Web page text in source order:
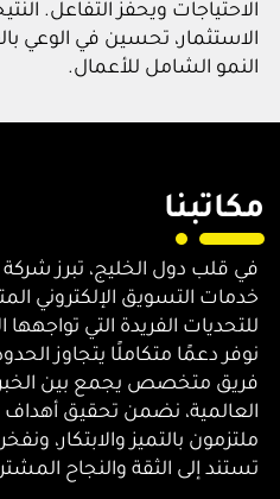
الاحتياجات ويحفز التفاعل.
الاستثمار، تحسين في الوعي
النمو الشامل للأعمال.
مكاتبنا
في قلب دول الخليج، تبرز شركة
خدمات التسويق الإلكتروني
للتحديات الفريدة التي
نوفر دعمًا متكاملًا يتجاوز
فريق متخصص يجمع بين
العالمية، نضمن تحقيق أهداف
ملتزمون بالتميز والابتكار،
تستند إلى الثقة والنجاح